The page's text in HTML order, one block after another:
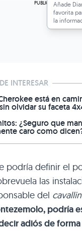
Añade
favorita
la
INTERESAR
está en
olvidar su faceta
¿Seguro que
caro como
podría definir el
las
del
podría
adiós de